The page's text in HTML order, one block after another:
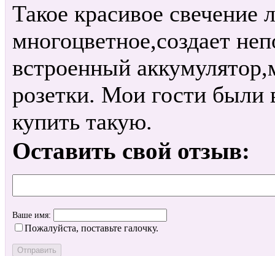
Такое красивое
многоцветное,создает
встроенный
розетки. Мои гости были
купить такую.
Оставить свой отзыв:
Ваше имя:
Пожалуйста, поставьте галочку.